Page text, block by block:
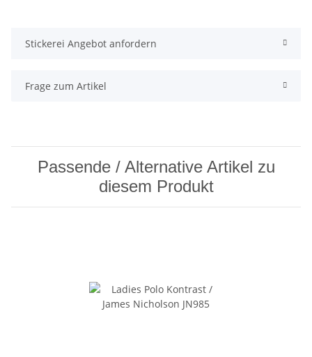
Stickerei Angebot anfordern
Frage zum Artikel
Passende / Alternative Artikel zu
diesem Produkt